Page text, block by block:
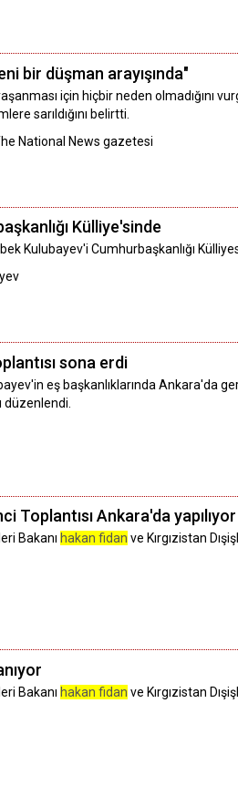
bir düşman arayışında"
için hiçbir neden olmadığını
sarıldığını belirtti.
National News gazetesi
Külliye'sinde
Kulubayev'i Cumhurbaşkanlığı
sona erdi
eş başkanlıklarında Ankara'da
düzenlendi.
Toplantısı Ankara'da yapılıyor
Bakanı hakan fidan ve Kırgızistan
Bakanı hakan fidan ve Kırgızistan